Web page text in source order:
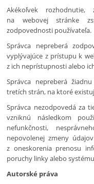
Akékoľvek rozhodnutie,
na webovej stránke
zodpovednosti používateľa.
Správca nepreberá
vyplývajúce z prístupu k
z ich neprístupnosti alebo
Správca nepreberá
tretích strán, na ktoré
Správca nezodpovedá za
vzniknú následkom
nefunkčnosti,
nepovolenej zmeny
z oneskorenia prenosu
poruchy linky alebo
Autorské práva